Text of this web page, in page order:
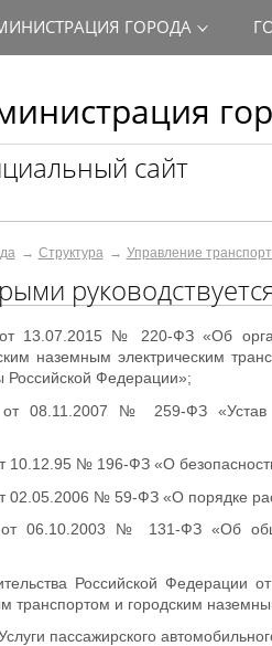
сайт
ГОРОДА
Структура Управление
13.07.2015 № 220-ФЗ «Об
наземным электрическим
Российской Федерации»;
08.11.2007 № 259-ФЗ «Устав
10.12.95 № 196-ФЗ «О
02.05.2006 № 59-ФЗ «О порядке
06.10.2003 № 131-ФЗ «Об
Российской
транспортом и городским
пассажирского